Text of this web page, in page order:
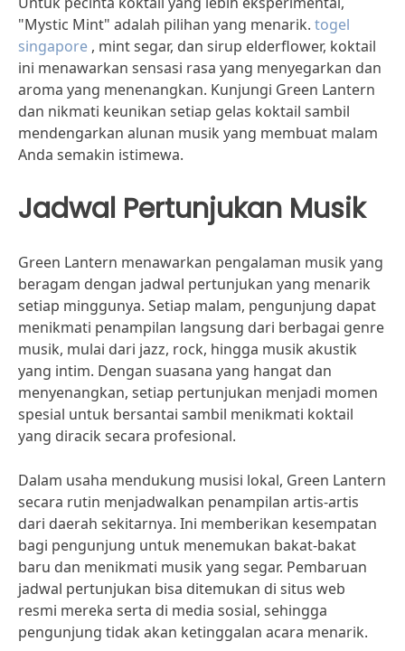
"Mystic Mint" adalah pilihan yang menarik. togel
singapore , mint segar, dan sirup elderflower, koktail
ini menawarkan sensasi rasa yang menyegarkan dan
aroma yang menenangkan. Kunjungi Green Lantern
dan nikmati keunikan setiap gelas koktail sambil
mendengarkan alunan musik yang membuat malam
Anda semakin istimewa.
Jadwal Pertunjukan Musik
Green Lantern menawarkan pengalaman musik yang
beragam dengan jadwal pertunjukan yang menarik
setiap minggunya. Setiap malam, pengunjung dapat
menikmati penampilan langsung dari berbagai genre
musik, mulai dari jazz, rock, hingga musik akustik
yang intim. Dengan suasana yang hangat dan
menyenangkan, setiap pertunjukan menjadi momen
spesial untuk bersantai sambil menikmati koktail
yang diracik secara profesional.
Dalam usaha mendukung musisi lokal, Green Lantern
secara rutin menjadwalkan penampilan artis-artis
dari daerah sekitarnya. Ini memberikan kesempatan
bagi pengunjung untuk menemukan bakat-bakat
baru dan menikmati musik yang segar. Pembaruan
jadwal pertunjukan bisa ditemukan di situs web
resmi mereka serta di media sosial, sehingga
pengunjung tidak akan ketinggalan acara menarik.